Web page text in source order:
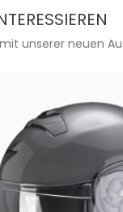
unserer neuen